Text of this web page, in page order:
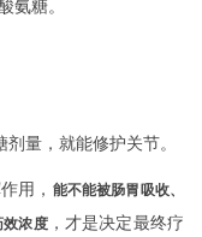
氨糖。
量，就能修护关节。
用， 能不能被肠胃吸收、
效浓度，才是决定最终疗